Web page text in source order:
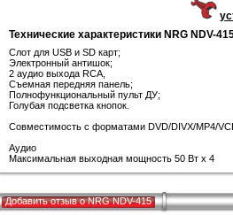
Технические характеристики NRG NDV-
Слот для USB и SD карт;
Электронный антишок;
2 аудио выхода RCA,
Съемная передняя панель;
Полнофункциональный пульт ДУ;
Голубая подсветка кнопок.
Совместимость с форматами DVD/DIVX/MP4/
Аудио
Максимальная выходная мощность 50 Вт х 4
Добавить отзыв о NRG NDV-415